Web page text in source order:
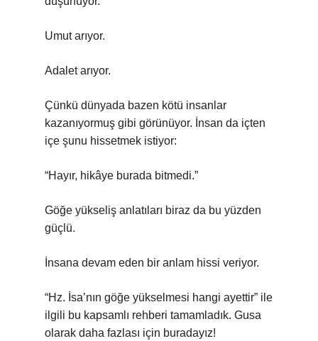
Umut arıyor.
Adalet arıyor.
Çünkü dünyada bazen kötü insanlar
kazanıyormuş gibi görünüyor. İnsan da içten
içe şunu hissetmek istiyor:
“Hayır, hikâye burada bitmedi.”
Göğe yükseliş anlatıları biraz da bu yüzden
güçlü.
İnsana devam eden bir anlam hissi veriyor.
“Hz. İsa’nın göğe yükselmesi hangi ayettir” ile
ilgili bu kapsamlı rehberi tamamladık. Gusa
olarak daha fazlası için buradayız!